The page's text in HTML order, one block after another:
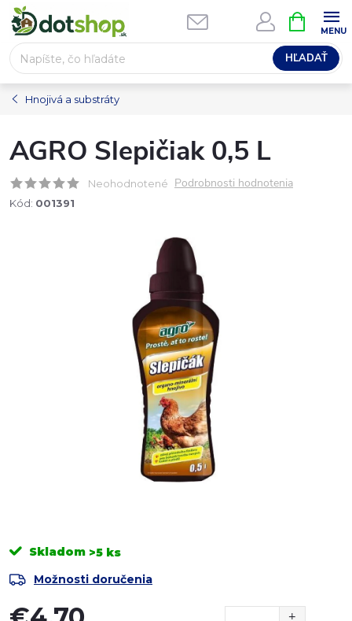
Prejsť
na
obsah
HĽADAŤ
KOŠÍK
Hnojivá a substráty
AGRO Slepičiak 0,5 L
Neohodnotené Podrobnosti hodnotenia
Kód: 001391
Skladom >5 ks
Možnosti doručenia